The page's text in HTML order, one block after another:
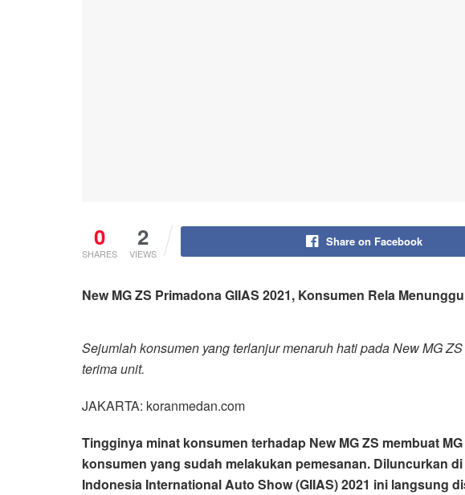
0
SHARES
2
VIEWS
Share on Facebook
New MG ZS Primadona GIIAS 2021, Konsumen Rela
Sejumlah konsumen yang terlanjur menaruh hati pada New MG
terima unit.
JAKARTA: koranmedan.com
Tingginya minat konsumen terhadap New MG ZS membuat
konsumen yang sudah melakukan pemesanan. Diluncurkan
Indonesia International Auto Show (GIIAS) 2021 ini langsung